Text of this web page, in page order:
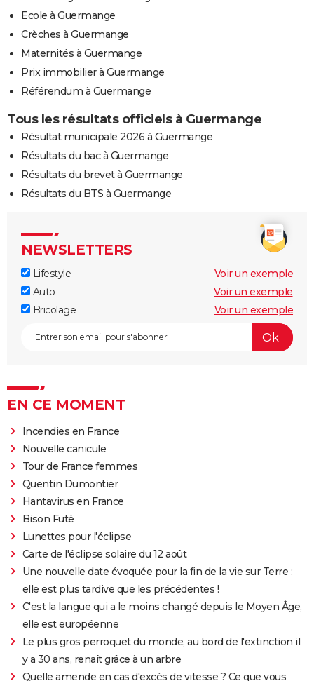
Ecole à Guermange
Crèches à Guermange
Maternités à Guermange
Prix immobilier à Guermange
Référendum à Guermange
Tous les résultats officiels à Guermange
Résultat municipale 2026 à Guermange
Résultats du bac à Guermange
Résultats du brevet à Guermange
Résultats du BTS à Guermange
NEWSLETTERS
Lifestyle
Voir un exemple
Auto
Voir un exemple
Bricolage
Voir un exemple
EN CE MOMENT
Incendies en France
Nouvelle canicule
Tour de France femmes
Quentin Dumontier
Hantavirus en France
Bison Futé
Lunettes pour l'éclipse
Carte de l'éclipse solaire du 12 août
Une nouvelle date évoquée pour la fin de la vie sur Terre :
elle est plus tardive que les précédentes !
C'est la langue qui a le moins changé depuis le Moyen Âge,
elle est européenne
Le plus gros perroquet du monde, au bord de l'extinction il
y a 30 ans, renaît grâce à un arbre
Quelle amende en cas d'excès de vitesse ? Ce que vous